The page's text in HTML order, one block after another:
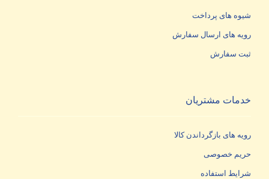
شیوه های پرداخت
رویه های ارسال سفارش
ثبت سفارش
خدمات مشتریان
رویه های بازگرداندن کالا
حریم خصوصی
شرایط استفاده